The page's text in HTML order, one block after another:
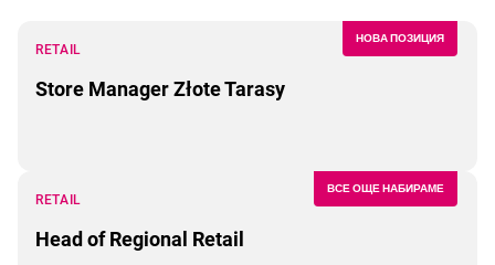
НОВА ПОЗИЦИЯ
RETAIL
Store Manager Złote Tarasy
ВСЕ ОЩЕ НАБИРАМЕ
RETAIL
Head of Regional Retail